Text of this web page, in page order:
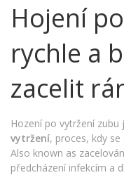
Hojení
rychle a
zacelit
Hození po vytržení
vytržení, proces, kdy
Also known as
předcházení infekcím a